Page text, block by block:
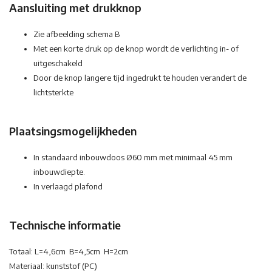
Aansluiting met drukknop
Zie afbeelding schema B
Met een korte druk op de knop wordt de verlichting in- of
uitgeschakeld
Door de knop langere tijd ingedrukt te houden verandert de
lichtsterkte
Plaatsingsmogelijkheden
In standaard inbouwdoos Ø60 mm met minimaal 45 mm
inbouwdiepte.
In verlaagd plafond
Technische informatie
Totaal: L=4,6cm B=4,5cm H=2cm
Materiaal: kunststof (PC)